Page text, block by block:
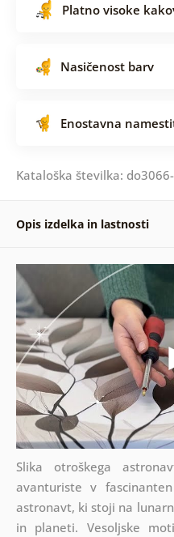
Platno visoke
Nasičenost barv
Enostavna
Kataloška številka:
Opis izdelka in lastnosti
Slika otroškega
avanturiste v
astronavt, ki stoji na
in planeti. Vesoljske